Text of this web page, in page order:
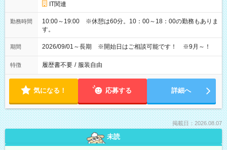
IT関連
勤務時間
10:00～19:00 ※休憩は60分。10：00～18：00の勤務もありま
す。
期間 2026/09/01～長期 ※開始日はご相談可能です！ ※9月～！
特徴 履歴書不要 / 服装自由
気になる！ 応募する 詳細へ
掲載日：2026.08.07
未読